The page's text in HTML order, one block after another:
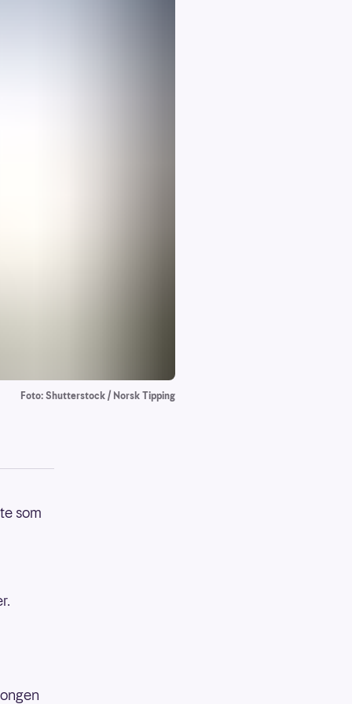
Foto: Shutterstock / Norsk Tipping
som